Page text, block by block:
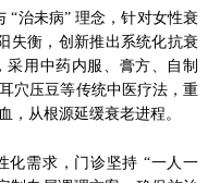
“治未病” 理念，针对女性衰
衡，创新推出系统化抗衰
用中药内服、膏方、自制
穴压豆等传统中医疗法，重
，从根源延缓衰老进程。
化需求，门诊坚持 “一人一